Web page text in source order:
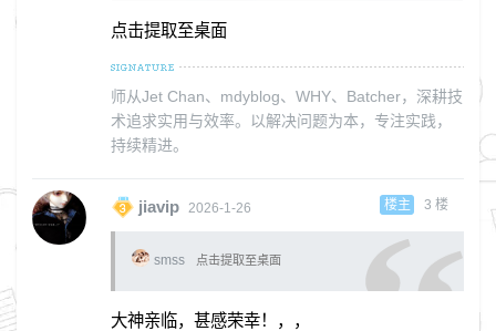
点击提取至桌面
师从Jet Chan、mdyblog、WHY、Batcher，深耕技
术追求实用与效率。以解决问题为本，专注实践，
持续精进。
jiavip 2026-1-26 楼主 3 楼
smss 点击提取至桌面
大神亲临，甚感荣幸！，，